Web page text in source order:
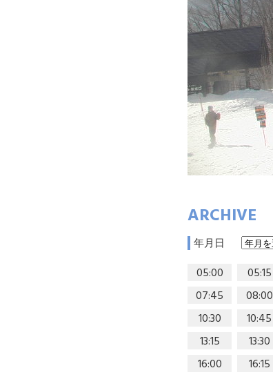
ARCHIVE
年月日
05:00 05:15
07:45
08:00
10:30
10:45
13:15
13:30
16:00
16:15